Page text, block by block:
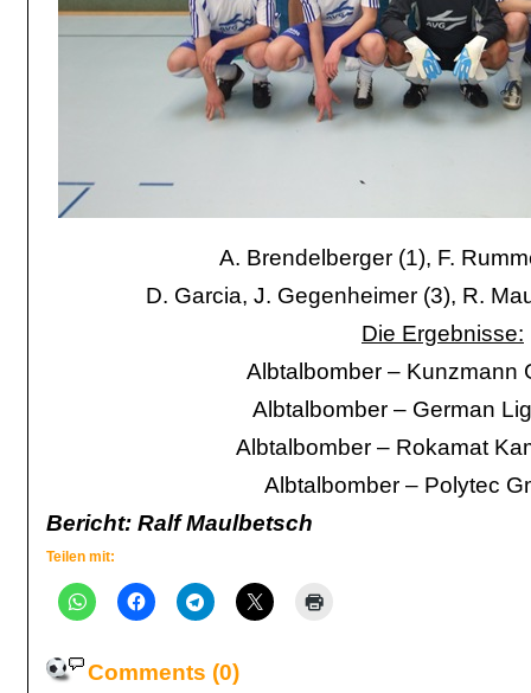
A. Brendelberger (1), F.
D. Garcia, J. Gegenheimer (3), R.
Die Ergebnisse:
Albtalbomber – Kunzmann
Albtalbomber – German
Albtalbomber – Rokamat
Albtalbomber – Polytec
Bericht: Ralf Maulbetsch
Teilen mit:
Comments (0)